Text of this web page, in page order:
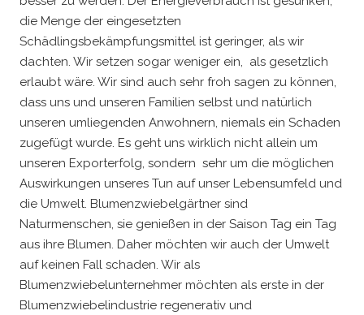
die Menge der eingesetzten
Schädlingsbekämpfungsmittel ist geringer, als wir
dachten. Wir setzen sogar weniger ein, als gesetzlich
erlaubt wäre. Wir sind auch sehr froh sagen zu können,
dass uns und unseren Familien selbst und natürlich
unseren umliegenden Anwohnern, niemals ein Schaden
zugefügt wurde. Es geht uns wirklich nicht allein um
unseren Exporterfolg, sondern sehr um die möglichen
Auswirkungen unseres Tun auf unser Lebensumfeld und
die Umwelt. Blumenzwiebelgärtner sind
Naturmenschen, sie genießen in der Saison Tag ein Tag
aus ihre Blumen. Daher möchten wir auch der Umwelt
auf keinen Fall schaden. Wir als
Blumenzwiebelunternehmer möchten als erste in der
Blumenzwiebelindustrie regenerativ und